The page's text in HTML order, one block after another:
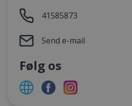
41585873
Send e-mail
Følg os